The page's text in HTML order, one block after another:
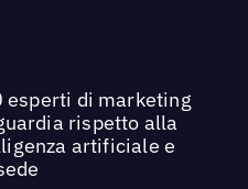
di marketing
rispetto alla
artificiale e